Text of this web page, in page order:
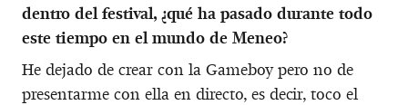
dentro del festival, ¿qué ha pasado durante todo
este tiempo en el mundo de Meneo?
He dejado de crear con la Gameboy pero no de
presentarme con ella en directo, es decir, toco el